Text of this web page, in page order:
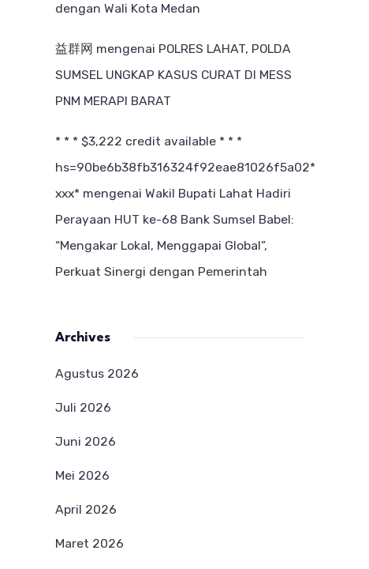
dengan Wali Kota Medan
益群网 mengenai POLRES LAHAT, POLDA
SUMSEL UNGKAP KASUS CURAT DI MESS
PNM MERAPI BARAT
* * * $3,222 credit available * * *
hs=90be6b38fb316324f92eae81026f5a02*
ххх* mengenai Wakil Bupati Lahat Hadiri
Perayaan HUT ke-68 Bank Sumsel Babel:
“Mengakar Lokal, Menggapai Global”,
Perkuat Sinergi dengan Pemerintah
Archives
Agustus 2026
Juli 2026
Juni 2026
Mei 2026
April 2026
Maret 2026